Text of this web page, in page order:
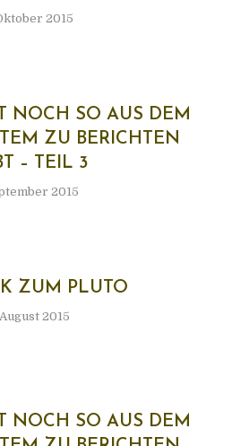
2015
NOCH SO AUS DEM
ZU BERICH­TEN
– TEIL 3
2015
ZUM PLUTO
2015
NOCH SO AUS DEM